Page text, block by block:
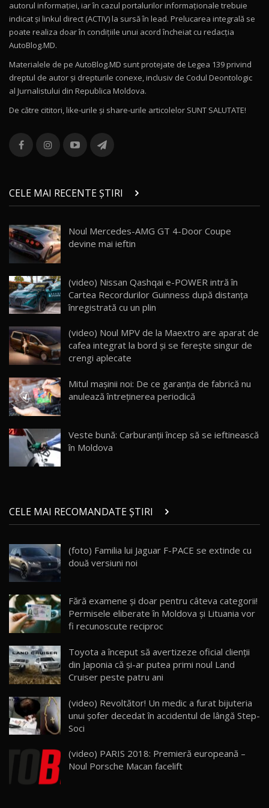
16:27
11
Noul Volvo ES90 / Test Drive AutoBlog.MD
12
Noul MG HS / Test Drive AutoBlog.MD
16:48
13
combină aventura cu luxul / AutoBlog.MD
36:08
chinez care face lumea să se întoarcă după el
/ AutoBlog.MD
17:27
15 14:37
16
AutoBlogMD
13:10
17 20:06
Va fi modelul nr.1 BYD în Moldova? BYD Seal U
30:08
AutoBlog.MD
23:36
20
21
Micul BYD Dolphin Surf / Test Drive
AutoBlog.MD
16:59
22
Noua Mazda 6e / Test Drive AutoBlog.MD
26:59
23
Lynk & Co 01 / Test Drive AutoBlog.MD
25:19
24
ZEEKR 009: Cel mai Performant și Confortabil
Van Electric Testat în Moldova / AutoBlog.MD
26:38
25
mai Exclusiv și Puternic Defender Testat în
Moldova
32:21
AutoBlog.MD
10:57
autorul informației, iar în cazul portalurilor informaționale trebuie
indicat și linkul direct (ACTIV) la sursă în lead. Prelucarea integrală se
poate realiza doar în condițiile unui acord încheiat cu redacţia
AutoBlog.MD.
Materialele de pe AutoBlog.MD sunt protejate de Legea 139 privind
dreptul de autor și drepturile conexe, inclusiv de Codul Deontologic
al Jurnalistului din Republica Moldova.
De către cititori, like-urile şi share-urile articolelor SUNT SALUTATE!
CELE MAI RECENTE ȘTIRI
Noul Mercedes-AMG GT 4-Door Coupe
devine mai ieftin
(video) Nissan Qashqai e-POWER intră în
Cartea Recordurilor Guinness după distanța
înregistrată cu un plin
(video) Noul MPV de la Maextro are aparat de
cafea integrat la bord și se ferește singur de
crengi aplecate
Mitul mașinii noi: De ce garanția de fabrică nu
anulează întreținerea periodică
Veste bună: Carburanții încep să se ieftinească
în Moldova
CELE MAI RECOMANDATE ȘTIRI
(foto) Familia lui Jaguar F-PACE se extinde cu
două versiuni noi
Fără examene şi doar pentru câteva categorii!
Permisele eliberate în Moldova şi Lituania vor
fi recunoscute reciproc
Toyota a început să avertizeze oficial clienţii
din Japonia că şi-ar putea primi noul Land
Cruiser peste patru ani
(video) Revoltător! Un medic a furat bijuteria
unui șofer decedat în accidentul de lângă Step-
Soci
(video) PARIS 2018: Premieră europeană –
Noul Porsche Macan facelift